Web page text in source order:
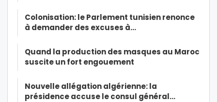
Colonisation: le Parlement tunisien renonce
à demander des excuses à…
Quand la production des masques au Maroc
suscite un fort engouement
Nouvelle allégation algérienne: la
présidence accuse le consul général…